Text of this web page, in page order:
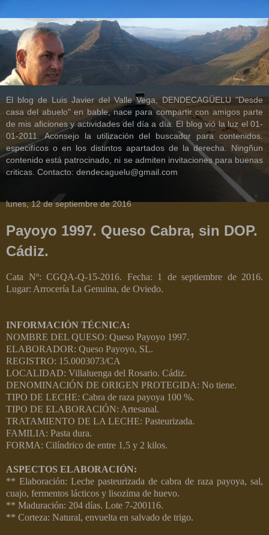
El blog de Luis Javier del Valle Vega, DENDECAGÜELU "Desde
casa del abuelo" en bable, nace para compartir con amigos parte
de mis aficiones y actividades del día a día. El blog vió la luz el 01-
01-2011. Aconsejo la utilización del buscador para contenidos.
especifícos o en los distintos apartados de la derecha. Ningñun
contenido está patrocinado, ni se admiten invitaciones para buenas
criticas. Contacto: dendecaguelu@gmail.com
lunes, 12 de septiembre de 2016
Payoyo 1997. Queso Cabra, sin DOP.
Cádiz.
Cata Nº: CGQA-Q-15-2016. Fecha: 1 de septiembre de 2016.
Lugar: Arrocería La Genuina, de Oviedo.
INFORMACIÓN TÉCNICA:
NOMBRE DEL QUESO: Queso Payoyo 1997.
ELABORADOR: Queso Payoyo, SL.
REGISTRO: 15.0003073/CA
LOCALIDAD: Villaluenga del Rosario. Cádiz.
DENOMINACIÓN DE ORIGEN PROTEGIDA: No tiene.
TIPO DE LECHE: Cabra de raza payoya 100 %.
TIPO DE ELABORACIÓN: Artesanal.
TRATAMIENTO DE LA LECHE: Pasteurizada.
FAMILIA: Pasta dura.
FORMA: Cilíndrico de entre 1,5 y 2 kilos.
ASPECTOS ELABORACIÓN:
** Elaboración: Leche pasteurizada de cabra de raza payoya, sal,
cuajo, fermentos lácticos y lisozima de huevo.
** Maduración: 204 días. Lote 7-200116.
** Corteza: Natural, envuelta en salvado de trigo.